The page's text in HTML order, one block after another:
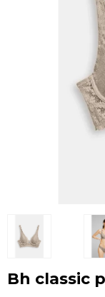
Bh classic